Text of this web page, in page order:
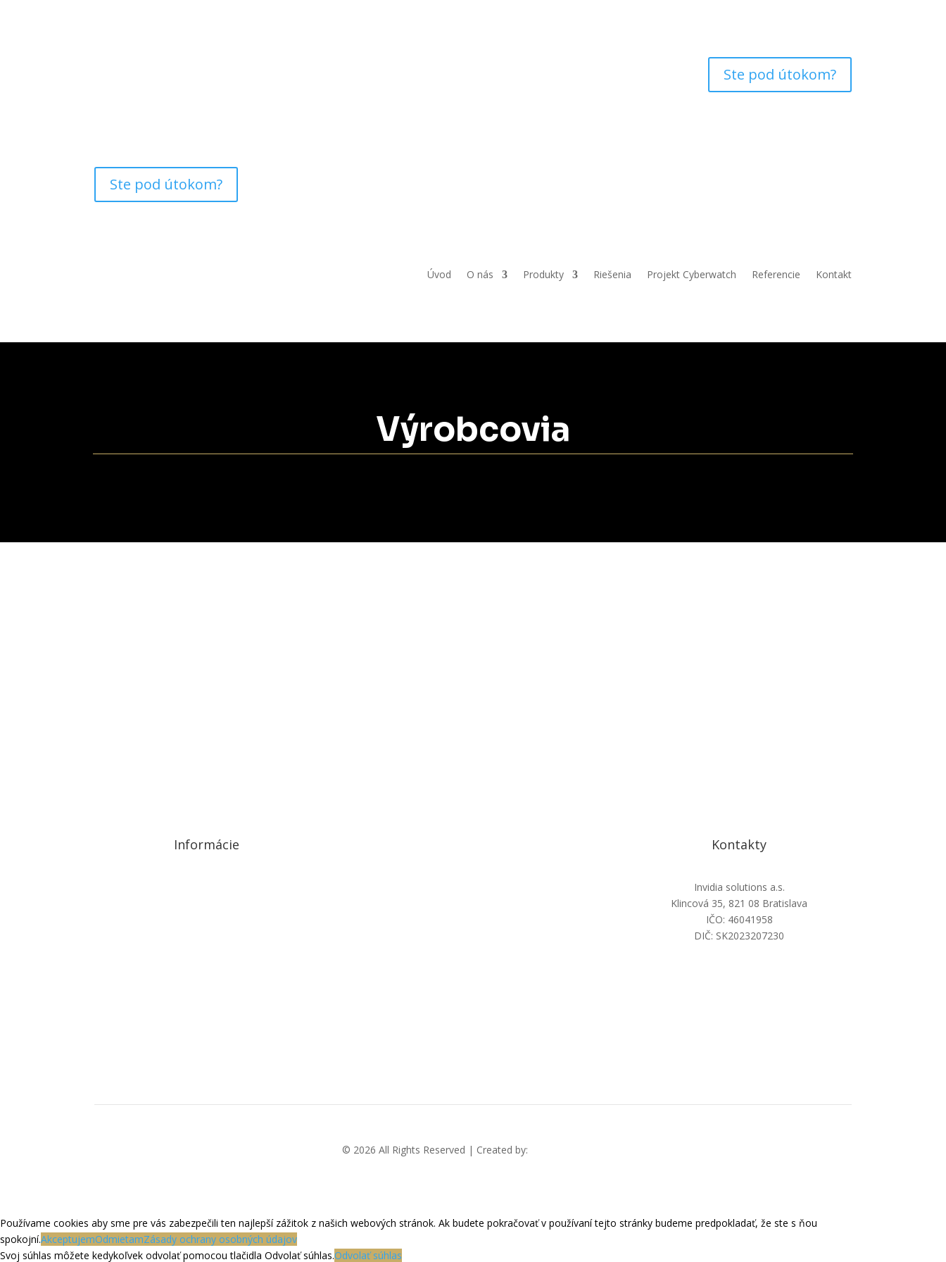
Ste pod útokom?
Ste pod útokom?
Úvod O nás Produkty Riešenia Projekt Cyberwatch Referencie Kontakt
Výrobcovia
Informácie Kontakty
Invidia solutions a.s.
Klincová 35, 821 08 Bratislava
IČO: 46041958
DIČ: SK2023207230
© 2026 All Rights Reserved | Created by:
Používame cookies aby sme pre vás zabezpečili ten najlepší zážitok z našich webových stránok. Ak budete pokračovať v používaní tejto stránky budeme predpokladať, že ste s ňou
spokojní.AkceptujemOdmietamZásady ochrany osobných údajov
Svoj súhlas môžete kedykoľvek odvolať pomocou tlačidla Odvolať súhlas.Odvolať súhlas